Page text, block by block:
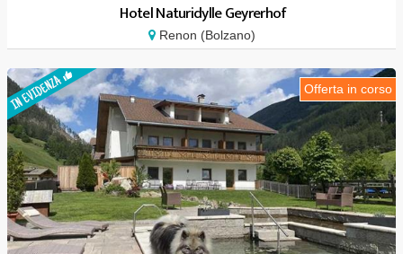
Hotel Naturidylle Geyrerhof
Renon (Bolzano)
Offerta in corso